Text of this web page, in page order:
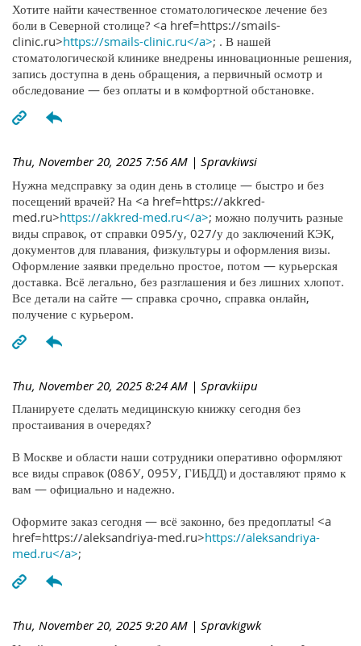
Хотите найти качественное стоматологическое лечение без
боли в Северной столице? <a href=https://smails-
clinic.ru>https://smails-clinic.ru</a>; . В нашей
стоматологической клинике внедрены инновационные решения,
запись доступна в день обращения, а первичный осмотр и
обследование — без оплаты и в комфортной обстановке.
Thu, November 20, 2025 7:56 AM | Spravkiwsi
Нужна медсправку за один день в столице — быстро и без
посещений врачей? На <a href=https://akkred-
med.ru>https://akkred-med.ru</a>; можно получить разные
виды справок, от справки 095/у, 027/у до заключений КЭК,
документов для плавания, физкультуры и оформления визы.
Оформление заявки предельно простое, потом — курьерская
доставка. Всё легально, без разглашения и без лишних хлопот.
Все детали на сайте — справка срочно, справка онлайн,
получение с курьером.
Thu, November 20, 2025 8:24 AM | Spravkiipu
Планируете сделать медицинскую книжку сегодня без
простаивания в очередях?
В Москве и области наши сотрудники оперативно оформляют
все виды справок (086У, 095У, ГИБДД) и доставляют прямо к
вам — официально и надежно.
Оформите заказ сегодня — всё законно, без предоплаты! <a
href=https://aleksandriya-med.ru>https://aleksandriya-
med.ru</a>;
Thu, November 20, 2025 9:20 AM | Spravkigwk